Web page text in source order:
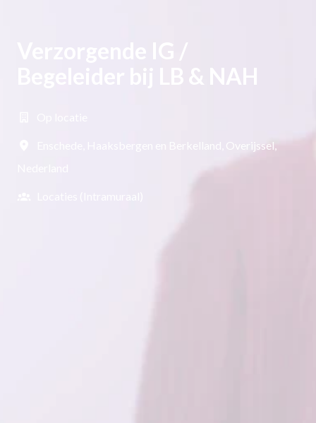
Begeleider bij LB & NAH
Enschede, Haaksbergen en Berkelland Overijssel